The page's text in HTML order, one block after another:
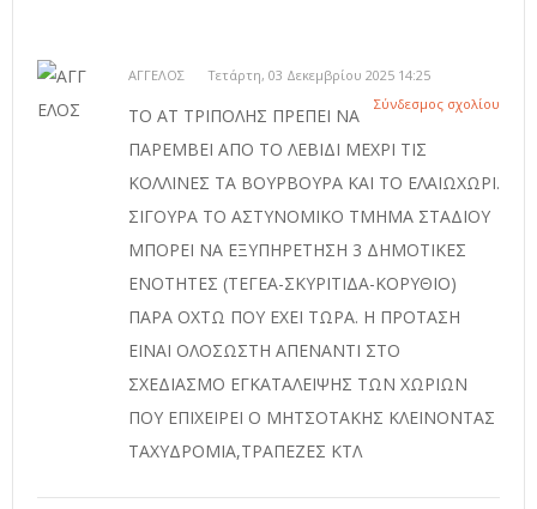
ΑΓΓΕΛΟΣ
Τετάρτη, 03 Δεκεμβρίου 2025 14:25
Σύνδεσμος σχολίου
ΤΟ ΑΤ ΤΡΙΠΟΛΗΣ ΠΡΕΠΕΙ ΝΑ
ΠΑΡΕΜΒΕΙ ΑΠΟ ΤΟ ΛΕΒΙΔΙ ΜΕΧΡΙ ΤΙΣ
ΚΟΛΛΙΝΕΣ ΤΑ ΒΟΥΡΒΟΥΡΑ ΚΑΙ ΤΟ ΕΛΑΙΩΧΩΡΙ.
ΣΙΓΟΥΡΑ ΤΟ ΑΣΤΥΝΟΜΙΚΟ ΤΜΗΜΑ ΣΤΑΔΙΟΥ
ΜΠΟΡΕΙ ΝΑ ΕΞΥΠΗΡΕΤΗΣΗ 3 ΔΗΜΟΤΙΚΕΣ
ΕΝΟΤΗΤΕΣ (ΤΕΓΕΑ-ΣΚΥΡΙΤΙΔΑ-ΚΟΡΥΘΙΟ)
ΠΑΡΑ ΟΧΤΩ ΠΟΥ ΕΧΕΙ ΤΩΡΑ. Η ΠΡΟΤΑΣΗ
ΕΙΝΑΙ ΟΛΟΣΩΣΤΗ ΑΠΕΝΑΝΤΙ ΣΤΟ
ΣΧΕΔΙΑΣΜΟ ΕΓΚΑΤΑΛΕΙΨΗΣ ΤΩΝ ΧΩΡΙΩΝ
ΠΟΥ ΕΠΙΧΕΙΡΕΙ Ο ΜΗΤΣΟΤΑΚΗΣ ΚΛΕΙΝΟΝΤΑΣ
ΤΑΧΥΔΡΟΜΙΑ,ΤΡΑΠΕΖΕΣ ΚΤΛ